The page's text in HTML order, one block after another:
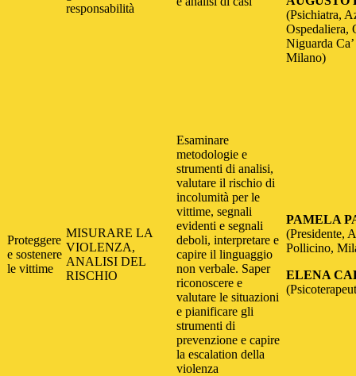
responsabilità
(Psichiatra,
Ospedaliera,
Niguarda
Milano)
Proteggere
e sostenere
le vittime
MISURARE LA
VIOLENZA,
ANALISI DEL
RISCHIO
Esaminare
metodologie e
strumenti di analisi,
valutare il rischio di
incolumità per le
vittime, segnali
evidenti e segnali
deboli, interpretare e
capire il linguaggio
non verbale. Saper
riconoscere e
valutare le situazioni
e pianificare gli
strumenti di
prevenzione e capire
la escalation della
violenza
PAMELA
(Presidente,
Pollicino,
ELENA